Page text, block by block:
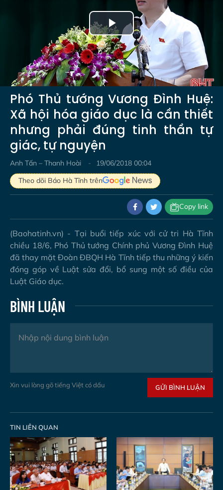
Play
Video
Phó Thủ tướng Vương Đình Huệ:
Xã hội hóa giáo dục là cần thiết
nhưng phải đúng tinh thần tự
giác, tự nguyện
Anh Tấn – Thanh Hoài
19/06/2018 00:04
Theo dõi Báo Hà Tĩnh trên
Copy link
(Baohatinh.vn) - Tại buổi tiếp xúc với cử tri Hà Tĩnh
chiều 18/6, Phó Thủ tướng Chính phủ Vương Đình Huệ
đã thay mặt Đoàn ĐBQH Hà Tĩnh tiếp thu những ý kiến
đóng góp về Luật sửa đổi, bổ sung một số điều của
Luật Giáo dục.
BÌNH LUẬN
Xin vui lòng gõ tiếng Việt có dấu GỬI BÌNH LUẬN
TIN LIÊN QUAN